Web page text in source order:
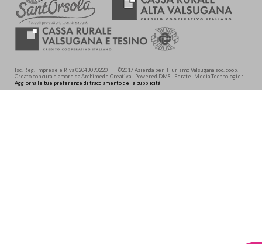
Isc. Reg. Imprese e P.Iva 02043090220 | ©2017 Azienda per il Turismo Valsugana soc. coop.
Creato con cura e amore da Archimede.Creativa | Powered DMS - Feratel Media Technologies
Aggiorna le tue preferenze di tracciamento della pubblicità